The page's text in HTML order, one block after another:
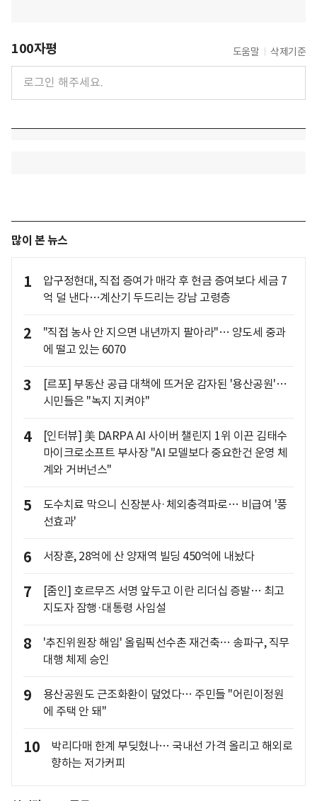
100자평 도움말 삭제기준
많이 본 뉴스
1
압구정현대, 직접 증여가 매각 후 현금 증여보다 세금 7
억 덜 낸다…계산기 두드리는 강남 고령층
2
"직접 농사 안 지으면 내년까지 팔아라"… 양도세 중과
에 떨고 있는 6070
3
[르포] 부동산 공급 대책에 뜨거운 감자된 '용산공원'…
시민들은 "녹지 지켜야"
4
[인터뷰] 美 DARPA AI 사이버 챌린지 1위 이끈 김태수
마이크로소프트 부사장 "AI 모델보다 중요한건 운영 체
계와 거버넌스"
5
도수치료 막으니 신장분사·체외충격파로… 비급여 '풍
선효과'
6 서장훈, 28억에 산 양재역 빌딩 450억에 내놨다
7
[줌인] 호르무즈 서명 앞두고 이란 리더십 증발… 최고
지도자 잠행·대통령 사임설
8
'추진위원장 해임' 올림픽선수촌 재건축… 송파구, 직무
대행 체제 승인
9
용산공원도 근조화환이 덮었다… 주민들 "어린이정원
에 주택 안 돼"
10
박리다매 한계 부딪혔나… 국내선 가격 올리고 해외로
향하는 저가커피